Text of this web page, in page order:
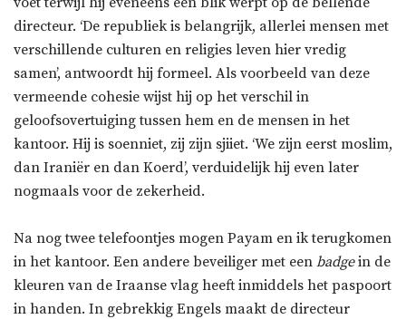
directeur. ‘De republiek is belangrijk, allerlei mensen met
verschillende culturen en religies leven hier vredig
samen’, antwoordt hij formeel. Als voorbeeld van deze
vermeende cohesie wijst hij op het verschil in
geloofsovertuiging tussen hem en de mensen in het
kantoor. Hij is soenniet, zij zijn sjiiet. ‘We zijn eerst moslim,
dan Iraniër en dan Koerd’, verduidelijk hij even later
nogmaals voor de zekerheid.
Na nog twee telefoontjes mogen Payam en ik terugkomen
in het kantoor. Een andere beveiliger met een badgein de
kleuren van de Iraanse vlag heeft inmiddels het paspoort
in handen. In gebrekkig Engels maakt de directeur